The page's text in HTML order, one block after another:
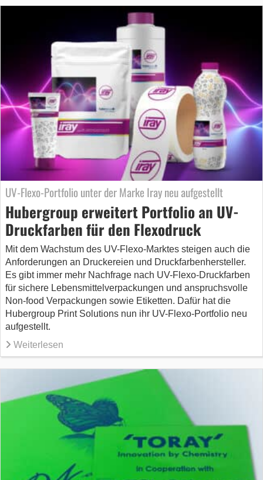
UV-Flexo-Portfolio unter der Marke Iray neu aufgestellt
Hubergroup erweitert Portfolio an UV-
Druckfarben für den Flexodruck
Mit dem Wachstum des UV-Flexo-Marktes steigen auch die
Anforderungen an Druckereien und Druckfarbenhersteller.
Es gibt immer mehr Nachfrage nach UV-Flexo-Druckfarben
für sichere Lebensmittelverpackungen und anspruchsvolle
Non-food Verpackungen sowie Etiketten. Dafür hat die
Hubergroup Print Solutions nun ihr UV-Flexo-Portfolio neu
aufgestellt.
Weiterlesen